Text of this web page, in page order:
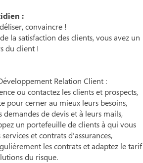
:
convaincre !
la satisfaction des clients, vous avez un
du client !
Relation Client :
ou contactez les clients et prospects,
pour cerner au mieux leurs besoins,
demandes de devis et à leurs mails,
un portefeuille de clients à qui vous
et contrats d'assurances,
les contrats et adaptez le tarif
du risque.